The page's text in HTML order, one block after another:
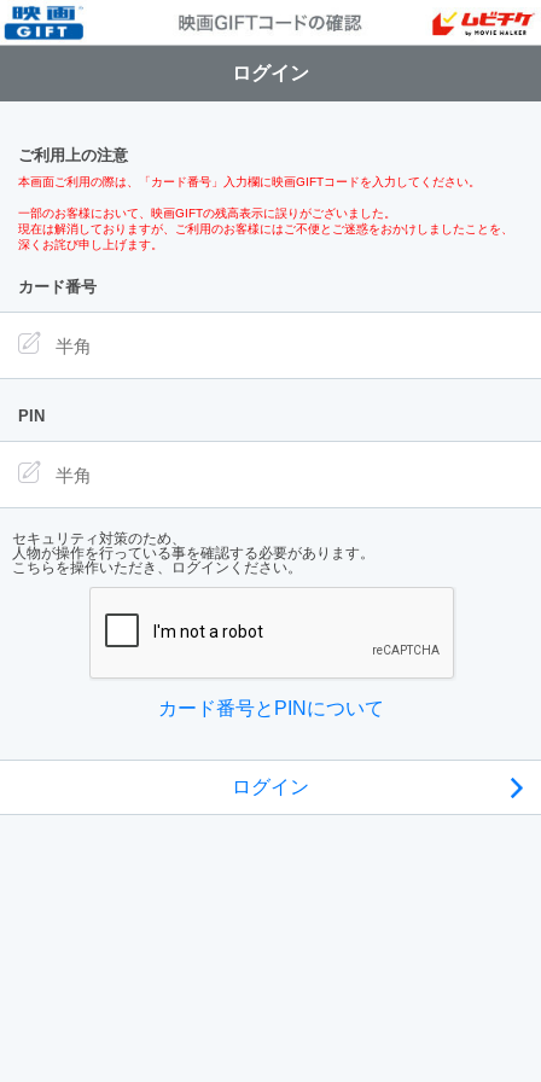
ログイン
ご利用上の注意
本画面ご利用の際は、「カード番号」入力欄に映画GIFTコードを入力してください。
一部のお客様において、映画GIFTの残高表示に誤りがございました。
現在は解消しておりますが、ご利用のお客様にはご不便とご迷惑をおかけしましたことを、
深くお詫び申し上げます。
カード番号
PIN
セキュリティ対策のため、
人物が操作を行っている事を確認する必要があります。
こちらを操作いただき、ログインください。
カード番号とPINについて